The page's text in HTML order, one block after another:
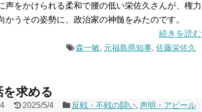
声をかけられる柔和で腰の低い栄佐久さんが、権力
うその姿勢に、政治家の神髄をみたのです。
続きを読む
森一敏, 元福島県知事, 佐藤栄佐久
求める
2025/5/4 反戦・不戦の闘い, 声明・アピール